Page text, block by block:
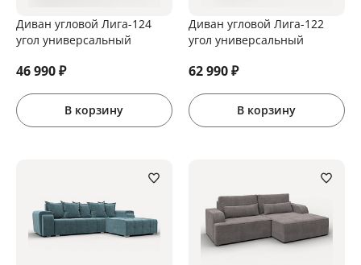
Диван угловой Лига-124
угол универсальный
46 990₽
В корзину
Диван угловой Лига-122
угол универсальный
62 990₽
В корзину